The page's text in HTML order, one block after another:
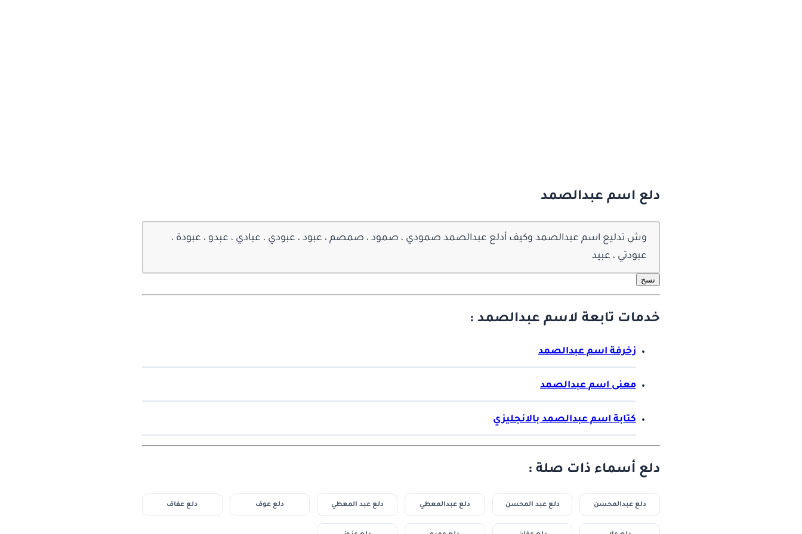
دلع اسم عبدالصمد
وش تدليع اسم عبدالصمد وكيف أدلع عبدالصمد صمودي ، صمود ، صمصم ، عبود ، عبودي ، عبادي ، عبدو ، عبودة ،
عبودتي ، عبيد
نسخ
خدمات تابعة لاسم عبدالصمد :
زخرفة اسم عبدالصمد
معنى اسم عبدالصمد
كتابة اسم عبدالصمد بالانجليزي
دلع أسماء ذات صلة :
دلع عبدالمحسن دلع عبد المحسن دلع عبدالمعطي دلع عبد المعطي دلع عوف دلع عفاف